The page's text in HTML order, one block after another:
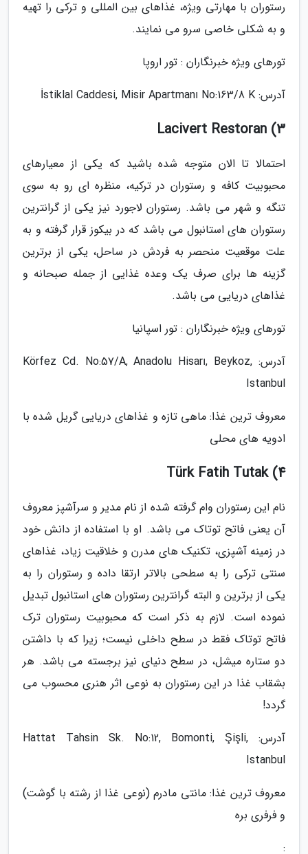
رستوران با مهارتی ویژه، غذاهای بین المللی و ترکی را تهیه
و به شکلی خاصی سرو می نمایند.
تورهای ویژه خبرنگاران : تور اروپا
آدرس: İstiklal Caddesi, Misir Apartmanı No:163/8 K
3) Lacivert Restoran
احتمالا تا الان متوجه شده باشید که یکی از معیارهای
محبوبیت کافه و رستوران در ترکیه، منظره ای رو به سوی
تنگه و شهر می باشد. رستوران لاجورد نیز یکی از گرانترین
رستوران های استانبول می باشد که در بیکوز قرار گرفته و به
علت موقعیت منحصر به فردش در ساحل، یکی از برترین
گزینه ها برای صرف یک وعده غذایی از جمله صبحانه و
غذاهای دریایی می باشد.
تورهای ویژه خبرنگاران : تور اسپانیا
آدرس: Körfez Cd. No:57/A, Anadolu Hisarı, Beykoz,
Istanbul
معروف ترین غذا: ماهی تازه و غذاهای دریایی گریل شده با
ادویه های محلی
4) Türk Fatih Tutak
نام این رستوران وام گرفته شده از نام مدیر و سرآشپز معروف
آن یعنی فاتح توتاک می باشد. او با استفاده از دانش خود
در زمینه آشپزی، تکنیک های مدرن و خلاقیت زیاد، غذاهای
سنتی ترکی را به سطحی بالاتر ارتقا داده و رستوران را به
یکی از برترین و البته گرانترین رستوران های استانبول تبدیل
نموده است. لازم به ذکر است که محبوبیت رستوران ترک
فاتح توتاک فقط در سطح داخلی نیست؛ زیرا که با داشتن
دو ستاره میشل، در سطح دنیای نیز برجسته می باشد. هر
بشقاب غذا در این رستوران به نوعی اثر هنری محسوب می
گردد!
آدرس: Hattat Tahsin Sk. No:12, Bomonti, Şişli,
Istanbul
معروف ترین غذا: مانتی مادرم (نوعی غذا از رشته با گوشت)
و فرفری بره
: